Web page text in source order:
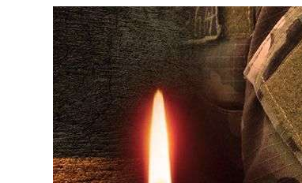
ВЛАДИСЛАВА ГРИЩЕНКА